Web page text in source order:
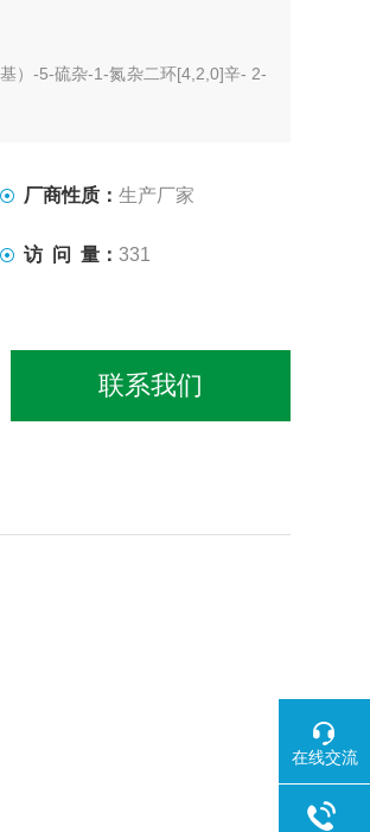
）-5-硫杂-1-氮杂二环[4,2,0]辛- 2-
厂商性质： 生产厂家
访 问 量： 331
联系我们
在线交流